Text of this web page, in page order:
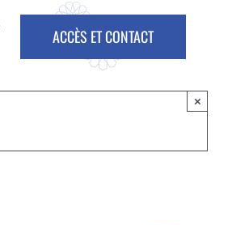
ACCÈS ET CONTACT
×